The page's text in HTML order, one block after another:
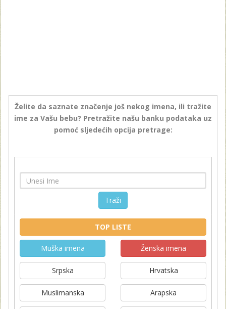
Želite da saznate značenje još nekog imena, ili tražite
ime za Vašu bebu? Pretražite našu banku podataka uz
pomoć sljedećih opcija pretrage:
Traži
TOP LISTE
Muška imena Ženska imena
Srpska Hrvatska
Muslimanska Arapska